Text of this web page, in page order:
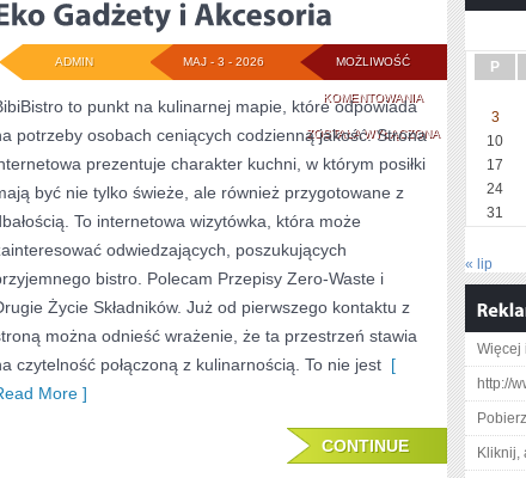
MOŻLIWOŚĆ
KOMENTOWANIAEKO
GADŻETY
I
AKCESORIA
ZOSTAŁA WYŁĄCZONA
MAJ - 3 - 2026
ADMIN
to punkt na kulinarnej mapie, które odpowiada
potrzeby osobach ceniących codzienną jakość. Strona
prezentuje charakter kuchni, w którym posiłki
być nie tylko świeże, ale również przygotowane z
To internetowa wizytówka, która może
odwiedzających, poszukujących
bistro. Polecam Przepisy Zero-Waste i
Życie Składników. Już od pierwszego kontaktu z
można odnieść wrażenie, że ta przestrzeń stawia
czytelność połączoną z kulinarnością. To nie jest [
More ]
CONTINUE
P
3
10
17
24
31
« lip
Więcej
http://
Kliknij,